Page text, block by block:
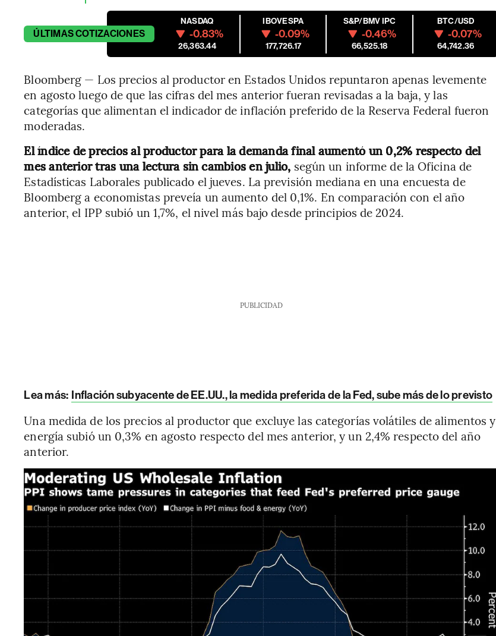
ÚLTIMASCOTIZACIONES
NASDAQ
-0.83%
26,363.44
IBOVESPA
-0.09%
177,726.17
S&P/BMV IPC
-0.46%
66,525.18
BTC/USD
-0.07%
64,742.36
Bloomberg — Los precios al productor en Estados Unidos repuntaron apenas levemente
en agosto luego de que las cifras del mes anterior fueran revisadas a la baja, y las
categorías que alimentan el indicador de inflación preferido de la Reserva Federal fueron
moderadas.
El índice de precios al productor para la demanda final aumentó un 0,2% respecto del
mes anterior tras una lectura sin cambios en julio, según un informe de la Oficina de
Estadísticas Laborales publicado el jueves. La previsión mediana en una encuesta de
Bloomberg a economistas preveía un aumento del 0,1%. En comparación con el año
anterior, el IPP subió un 1,7%, el nivel más bajo desde principios de 2024.
PUBLICIDAD
Lea más: Inflación subyacente de EE.UU., la medida preferida de la Fed, sube más de lo previsto
Una medida de los precios al productor que excluye las categorías volátiles de alimentos y
energía subió un 0,3% en agosto respecto del mes anterior, y un 2,4% respecto del año
anterior.